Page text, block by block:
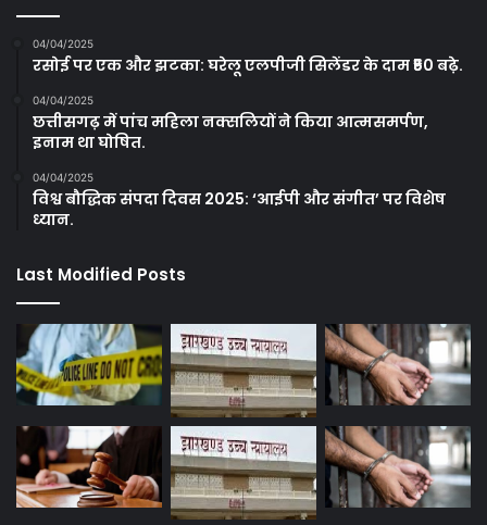
04/04/2025
रसोई पर एक और झटका: घरेलू एलपीजी सिलेंडर के दाम ₹50 बढ़े.
04/04/2025
छत्तीसगढ़ में पांच महिला नक्सलियों ने किया आत्मसमर्पण,
इनाम था घोषित.
04/04/2025
विश्व बौद्धिक संपदा दिवस 2025: ‘आईपी और संगीत’ पर विशेष
ध्यान.
Last Modified Posts